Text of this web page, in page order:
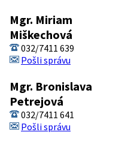
Mgr. Miriam
Miškechová
032/7411 639
Pošli správu
Mgr. Bronislava
Petrejová
032/7411 641
Pošli správu